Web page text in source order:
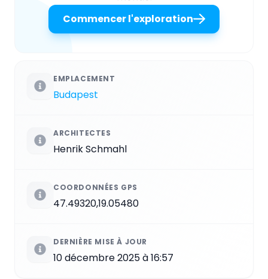
Commencer l'exploration
EMPLACEMENT
Budapest
ARCHITECTES
Henrik Schmahl
COORDONNÉES GPS
47.49320,19.05480
DERNIÈRE MISE À JOUR
10 décembre 2025 à 16:57